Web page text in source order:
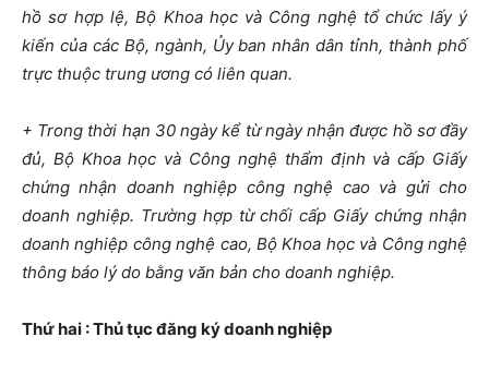
hồ sơ hợp lệ, Bộ Khoa học và Công nghệ tổ chức lấy ý
kiến của các Bộ, ngành, Ủy ban nhân dân tỉnh, thành phố
trực thuộc trung ương có liên quan.
+ Trong thời hạn 30 ngày kể từ ngày nhận được hồ sơ đầy
đủ, Bộ Khoa học và Công nghệ thẩm định và cấp Giấy
chứng nhận doanh nghiệp công nghệ cao và gửi cho
doanh nghiệp. Trường hợp từ chối cấp Giấy chứng nhận
doanh nghiệp công nghệ cao, Bộ Khoa học và Công nghệ
thông báo lý do bằng văn bản cho doanh nghiệp.
Thứ hai : Thủ tục đăng ký doanh nghiệp